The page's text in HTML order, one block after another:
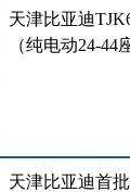
天津比亚迪
（纯电动24-44
天津比亚迪首